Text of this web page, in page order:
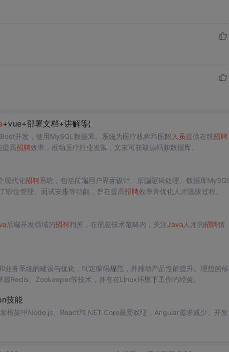
+vue+部署文档+讲解等)
开发，使用MySQL数据库。系统为医疗机构和医陪 人员提供在线招聘
提高招聘效率，推动医疗行业发展，文末可获取源码和数据库。
现代化招聘系统，包括前端用户界面设计、后端逻辑处理、数据库MySQL
职位管理、面试安排等功能，旨在提高招聘效率并优化人才选拔过程。
后端开发领域的招聘相关，在信息技术范畴内，关注 Java 人才的招聘情
业务系统的建设与优化，制定编码规范，并推动产品性能提升。理想的候
Redis、Zookeeper等技术，并有在Linux环境下工作的经验。
技能
框架中Node.js、React和.NET Core最受欢迎，Angular需求减少。开发